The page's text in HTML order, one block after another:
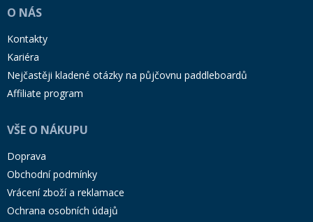
O NÁS
Kontakty
Kariéra
Nejčastěji kladené otázky na půjčovnu paddleboardů
Affiliate program
VŠE O NÁKUPU
Doprava
Obchodní podmínky
Vrácení zboží a reklamace
Ochrana osobních údajů